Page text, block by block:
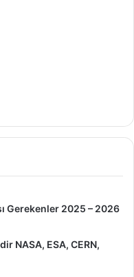
Gerekenler 2025 – 2026
NASA, ESA, CERN,